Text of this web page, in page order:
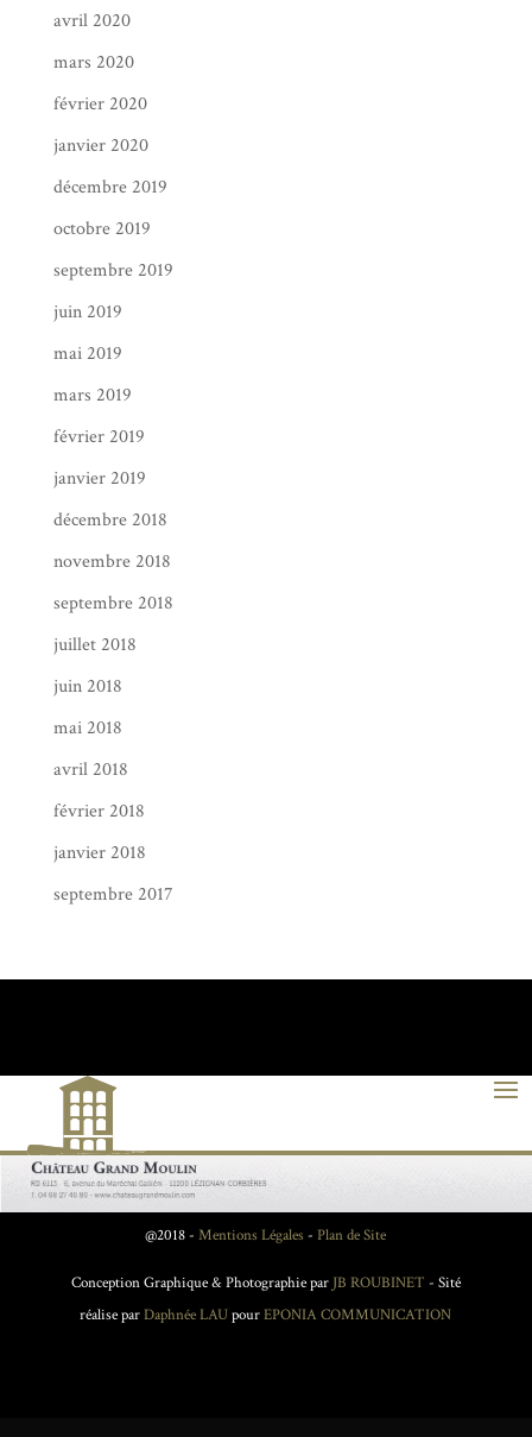
avril 2020
mars 2020
février 2020
janvier 2020
décembre 2019
octobre 2019
septembre 2019
juin 2019
mai 2019
mars 2019
février 2019
janvier 2019
décembre 2018
novembre 2018
septembre 2018
juillet 2018
juin 2018
mai 2018
avril 2018
février 2018
janvier 2018
septembre 2017
@2018 - Mentions Légales - Plan de Site
Conception Graphique & Photographie par JB ROUBINET - Sité
réalise parDaphnée LAUpourEPONIA COMMUNICATION